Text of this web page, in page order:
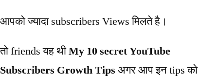
आपको ज्यादा subscribers Views मिलते है।
तो friends यह थीMy 10 secret YouTube
Subscribers Growth Tips अगर आप इन tips को